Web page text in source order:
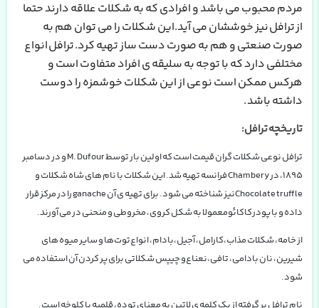
مردم محبوب می باشد و افرادی که به شکلات علاقه دارند حتما
ازترافلنیز خوششان می آید.این شکلات را می توان هم به
صورت صنعتی و هم به صورت دست ساز تهیه کرد.ترافلانواع
مختلفی دارد که با توجه به سلیقه ی افراد متفاوت است و
هرکس ممکن است نوعی از این شکلات خوشمزه را دوست
داشته باشد.
تاریخچه ترافل:
ترافل نوعی شکلات گران قیمت است که اولین بار توسطM. Dufourو در دسامبر
۱۸۹۵، در
Chamberyفرانسه تهیه شد. این شکلات با نام های شاه شکلات و
Chocolate truffleنیز شناخته می شود. برای تهیه ی آنganacheرا در مرکز قرار
داده و با پودرکاکائومعمولا به شکل کروی، مخروطی و منحنی در می آورند.
از خامه، شکلات مذاب،کارامل، آجیل،بادام، انواعتوتها و سایر میوه های
شیرین، نان بادامی، تافی،نعناعو چیپس شکلاتی برای پر کردن آن استفاده می
شود.